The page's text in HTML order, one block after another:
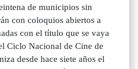
de municipios sin
con coloquios abiertos a
con el título que se vaya
Ciclo Nacional de Cine de
desde hace siete años el